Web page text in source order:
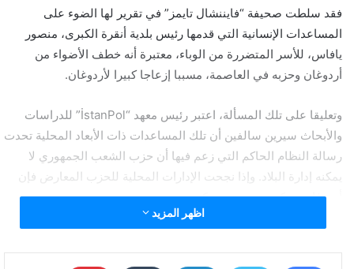
فقد سلطت صحيفة “فايننشال تايمز” في تقرير لها الضوء على
المساعدات الإنسانية التي قدمها رئيس بلدية أنقرة الكبرى، منصور
يافاس، للأسر المتضررة من الوباء، معتبرة أنه خطف الأضواء من
أردوغان وحزبه في العاصمة، مسببا إزعاجا كبيرا لأردوغان.
وتعليقا على تلك المسألة، اعتبر رئيس معهد “İstanPol” للدراسات
والأبحاث سيرين سالفين أن تلك المساعدات ذات الأبعاد المحلية تحدت
رسالة النظام الحاكم التي زعم فيها أن حزب الشعب الجمهوري لا
يمكنه إدارة البلاد. وإذا نجحت الإدارات المحلية للحزب المعارض فإن
أردوغان سيكون تحت تهديد كبير.
شعبية يافاس وكذلك رئيس بلدية إسطنبول التابعين لحزب الشعب
اظهر المزيد